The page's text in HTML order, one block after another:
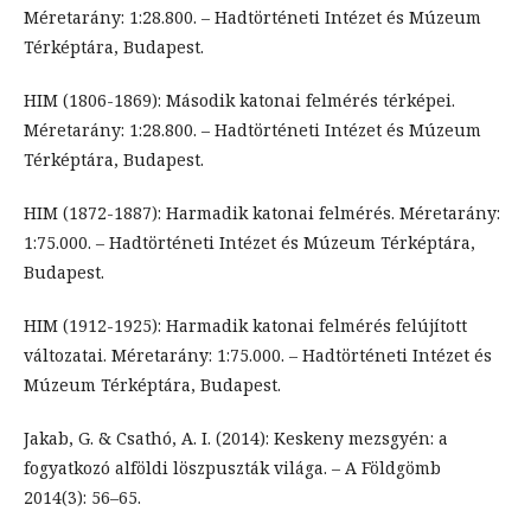
Méretarány: 1:28.800. – Hadtörténeti Intézet és Múzeum
Térképtára, Budapest.
HIM (1806-1869): Második katonai felmérés térképei.
Méretarány: 1:28.800. – Hadtörténeti Intézet és Múzeum
Térképtára, Budapest.
HIM (1872-1887): Harmadik katonai felmérés. Méretarány:
1:75.000. – Hadtörténeti Intézet és Múzeum Térképtára,
Budapest.
HIM (1912-1925): Harmadik katonai felmérés felújított
változatai. Méretarány: 1:75.000. – Hadtörténeti Intézet és
Múzeum Térképtára, Budapest.
Jakab, G. & Csathó, A. I. (2014): Keskeny mezsgyén: a
fogyatkozó alföldi löszpuszták világa. – A Földgömb
2014(3): 56–65.